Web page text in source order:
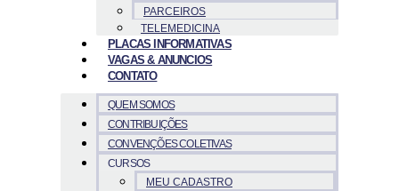
PARCEIROS
TELEMEDICINA
PLACAS INFORMATIVAS
VAGAS & ANUNCIOS
CONTATO
QUEM SOMOS
CONTRIBUIÇÕES
CONVENÇÕES COLETIVAS
CURSOS
MEU CADASTRO